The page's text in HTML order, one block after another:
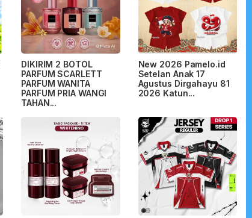
DIKIRIM 2 BOTOL
PARFUM SCARLETT
PARFUM WANITA
PARFUM PRIA WANGI
TAHAN...
New 2026 Pamelo.id
Setelan Anak 17
Agustus Dirgahayu 81
2026 Katun...